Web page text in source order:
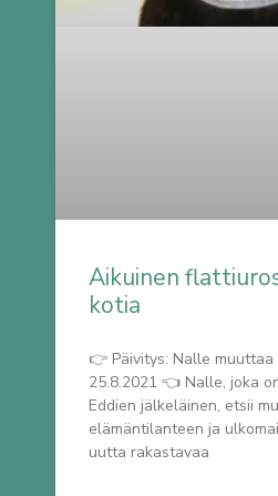
Aikuinen
kotia
👉 Päivitys: Nalle
25.8.2021 👈 Nalle, joka
Eddien jälkeläinen, etsii
elämäntilanteen ja
uutta rakastavaa